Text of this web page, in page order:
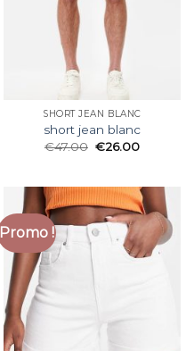
SHORT JEAN BLANC
short jean blanc
€47.00 €26.00
Promo !